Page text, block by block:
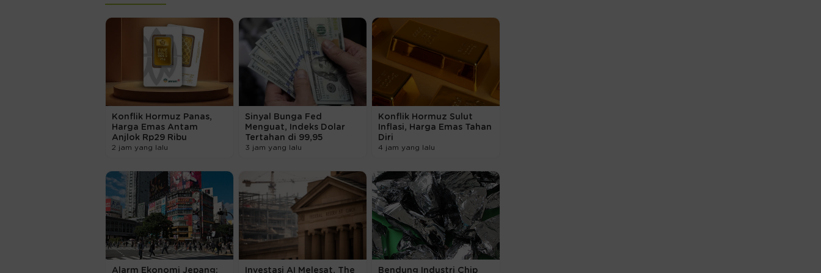
Konflik Hormuz Panas,
Harga Emas Antam
Anjlok Rp29 Ribu
2 jam yang lalu
Sinyal Bunga Fed
Menguat, Indeks Dolar
Tertahan di 99,95
3 jam yang lalu
Konflik Hormuz Sulut
Inflasi, Harga Emas Tahan
Diri
4 jam yang lalu
Alarm Ekonomi Jepang: Investasi AI Melesat, The Bendung Industri Chip